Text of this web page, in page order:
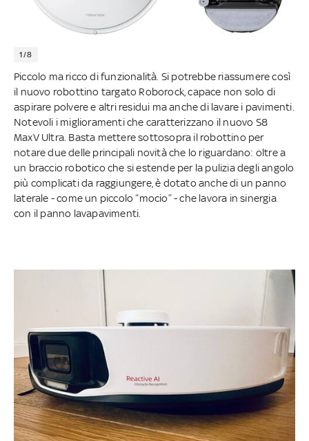
1/8
Piccolo ma ricco di funzionalità. Si potrebbe riassumere così
il nuovo robottino targato Roborock, capace non solo di
aspirare polvere e altri residui ma anche di lavare i pavimenti.
Notevoli i miglioramenti che caratterizzano il nuovo S8
MaxV Ultra. Basta mettere sottosopra il robottino per
notare due delle principali novità che lo riguardano: oltre a
un braccio robotico che si estende per la pulizia degli angolo
più complicati da raggiungere, è dotato anche di un panno
laterale - come un piccolo “mocio” - che lavora in sinergia
con il panno lavapavimenti.